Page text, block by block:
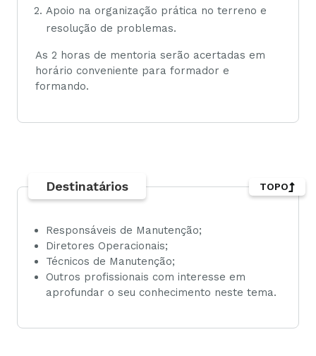
Apoio na organização prática no terreno e
resolução de problemas.
As 2 horas de mentoria serão acertadas em
horário conveniente para formador e
formando.
Destinatários
Responsáveis de Manutenção;
Diretores Operacionais;
Técnicos de Manutenção;
Outros profissionais com interesse em
aprofundar o seu conhecimento neste tema.
TOPO